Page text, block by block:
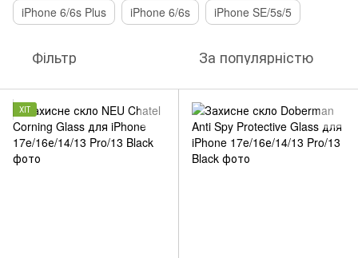
iPhone 6/6s Plus
iPhone 6/6s iPhone SE/5s/5
Фільтр За популярністю
ХІТ